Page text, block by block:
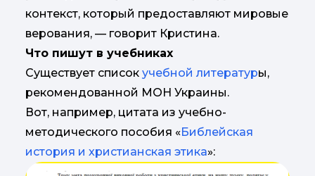
контекст, который предоставляют мировые
верования, — говорит Кристина.
Что пишут в учебниках
Существует список учебной литературы,
рекомендованной МОН Украины.
Вот, например, цитата из учебно-
методического пособия «Библейская
история и христианская этика»: